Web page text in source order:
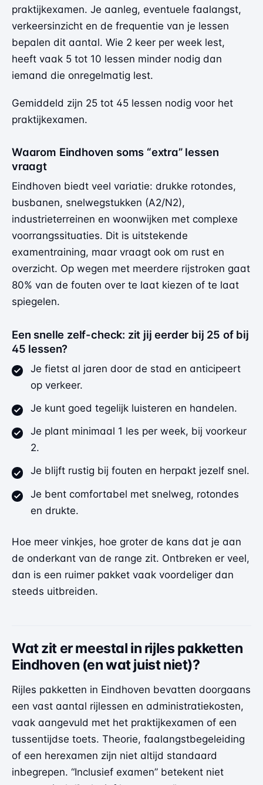
praktijkexamen. Je aanleg, eventuele faalangst,
verkeersinzicht en de frequentie van je lessen
bepalen dit aantal. Wie 2 keer per week lest,
heeft vaak 5 tot 10 lessen minder nodig dan
iemand die onregelmatig lest.
Gemiddeld zijn 25 tot 45 lessen nodig voor het
praktijkexamen.
Waarom Eindhoven soms “extra” lessen
vraagt
Eindhoven biedt veel variatie: drukke rotondes,
busbanen, snelwegstukken (A2/N2),
industrieterreinen en woonwijken met complexe
voorrangssituaties. Dit is uitstekende
examentraining, maar vraagt ook om rust en
overzicht. Op wegen met meerdere rijstroken gaat
80% van de fouten over te laat kiezen of te laat
spiegelen.
Een snelle zelf-check: zit jij eerder bij 25 of bij
45 lessen?
Je fietst al jaren door de stad en anticipeert
op verkeer.
Je kunt goed tegelijk luisteren en handelen.
Je plant minimaal 1 les per week, bij voorkeur
2.
Je blijft rustig bij fouten en herpakt jezelf snel.
Je bent comfortabel met snelweg, rotondes
en drukte.
Hoe meer vinkjes, hoe groter de kans dat je aan
de onderkant van de range zit. Ontbreken er veel,
dan is een ruimer pakket vaak voordeliger dan
steeds uitbreiden.
Wat zit er meestal in rijles pakketten
Eindhoven (en wat juist niet)?
Rijles pakketten in Eindhoven bevatten doorgaans
een vast aantal rijlessen en administratiekosten,
vaak aangevuld met het praktijkexamen of een
tussentijdse toets. Theorie, faalangstbegeleiding
of een herexamen zijn niet altijd standaard
inbegrepen. “Inclusief examen” betekent niet